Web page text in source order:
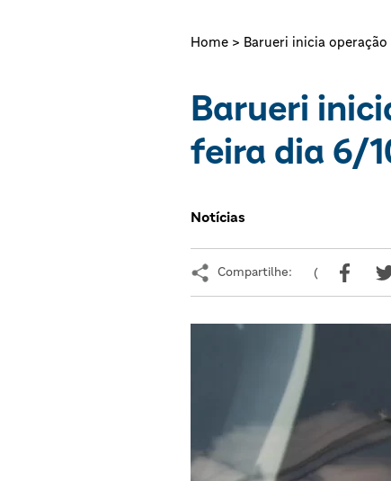
Home > Barueri inicia
Barueri
feira dia 6/
Notícias
Compartilhe: (